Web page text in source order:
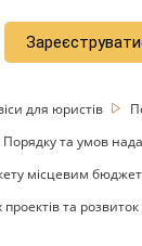
для юристів
та умов
місцевим
та розвиток